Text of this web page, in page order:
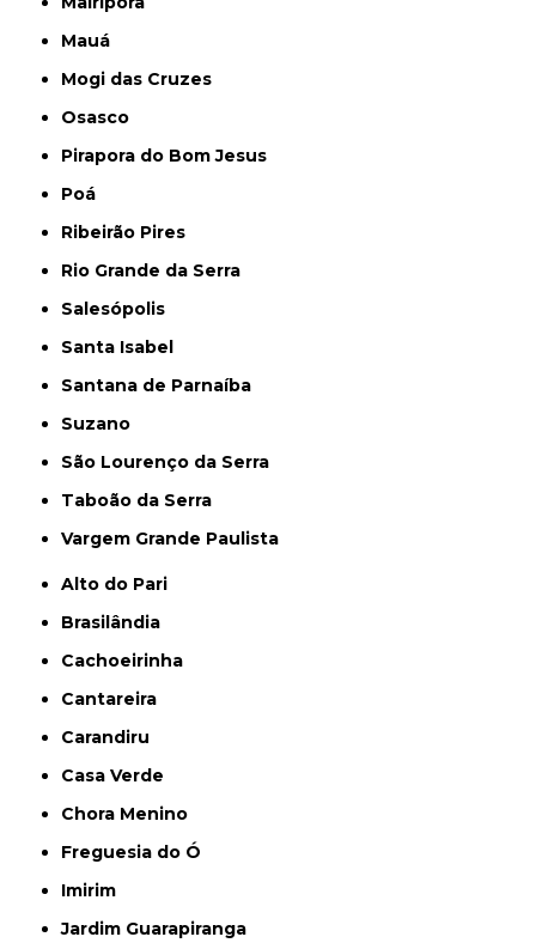
Mauá
Mogi das Cruzes
Osasco
Pirapora do Bom Jesus
Poá
Ribeirão Pires
Rio Grande da Serra
Salesópolis
Santa Isabel
Santana de Parnaíba
Suzano
São Lourenço da Serra
Taboão da Serra
Vargem Grande Paulista
Alto do Pari
Brasilândia
Cachoeirinha
Cantareira
Carandiru
Casa Verde
Chora Menino
Freguesia do Ó
Imirim
Jardim Guarapiranga